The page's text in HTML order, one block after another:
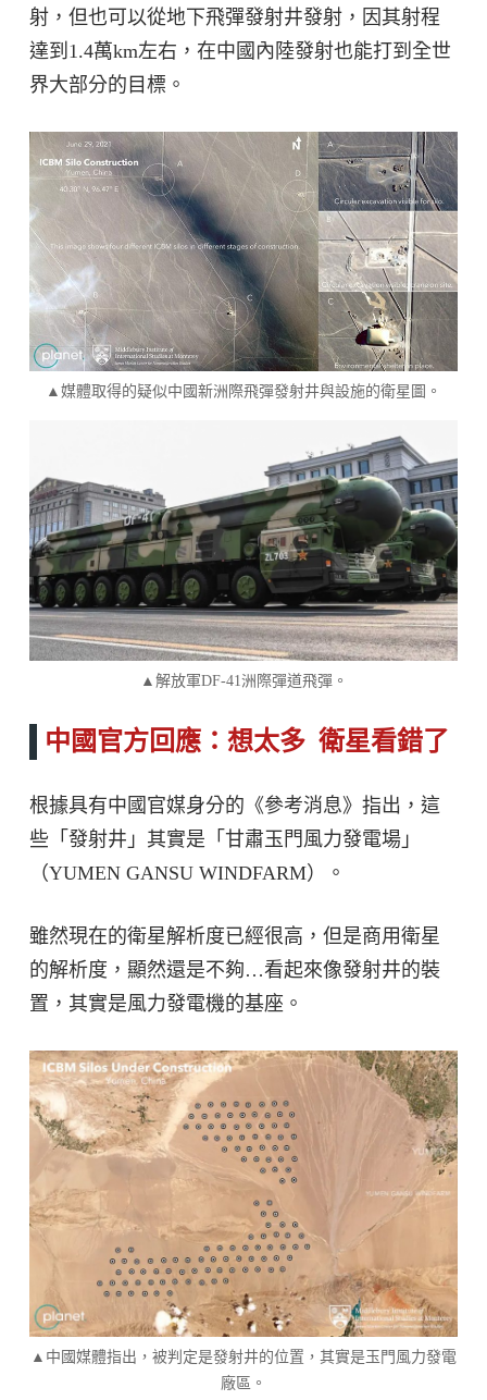
射，但也可以從地下飛彈發射井發射，因其射程
達到1.4萬km左右，在中國內陸發射也能打到全世
界大部分的目標。
▲媒體取得的疑似中國新洲際飛彈發射井與設施的衛星圖。
▲解放軍DF-41洲際彈道飛彈。
中國官方回應：想太多 衛星看錯了
根據具有中國官媒身分的《參考消息》指出，這
些「發射井」其實是「甘肅玉門風力發電場」
（YUMEN GANSU WINDFARM）。
雖然現在的衛星解析度已經很高，但是商用衛星
的解析度，顯然還是不夠…看起來像發射井的裝
置，其實是風力發電機的基座。
▲中國媒體指出，被判定是發射井的位置，其實是玉門風力發電
廠區。